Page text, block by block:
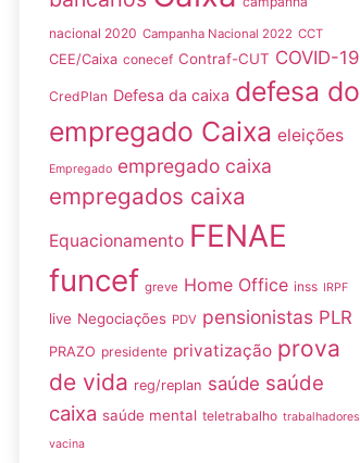
nacional 2020 Campanha Nacional 2022 CCT
CEE/Caixa conecef Contraf-CUT COVID-19
CredPlan Defesa da caixa defesa do
empregado Caixa eleições
Empregado empregado caixa
empregados caixa
Equacionamento FENAE
funcef greve Home Office inss IRPF
live Negociações PDV pensionistas PLR
PRAZO presidente privatização prova
de vida reg/replan saúde saúde
caixa saúde mental teletrabalho trabalhadores
vacina